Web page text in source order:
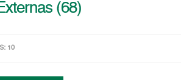
(68)
10